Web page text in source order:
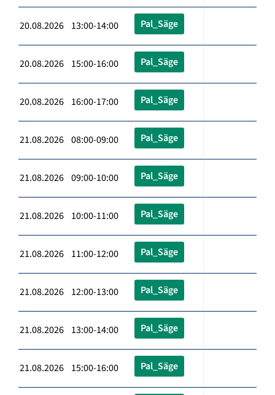
20.08.2026 13:00-14:00 Pal_Säge
20.08.2026 15:00-16:00 Pal_Säge
20.08.2026 16:00-17:00 Pal_Säge
21.08.2026 08:00-09:00 Pal_Säge
21.08.2026 09:00-10:00 Pal_Säge
21.08.2026 10:00-11:00 Pal_Säge
21.08.2026 11:00-12:00 Pal_Säge
21.08.2026 12:00-13:00 Pal_Säge
21.08.2026 13:00-14:00 Pal_Säge
21.08.2026 15:00-16:00 Pal_Säge